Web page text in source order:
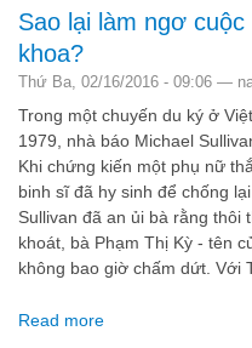
Sao lại làm ngơ
khoa?
Thứ Ba, 02/16/2016 - 09:06 —
Trong một chuyến du ký ở
1979, nhà báo Michael
Khi chứng kiến một phụ nữ
binh sĩ đã hy sinh để chống
Sullivan đã an ủi bà rằng
khoát, bà Phạm Thị Kỳ - tên
không bao giờ chấm dứt. Với
Read more